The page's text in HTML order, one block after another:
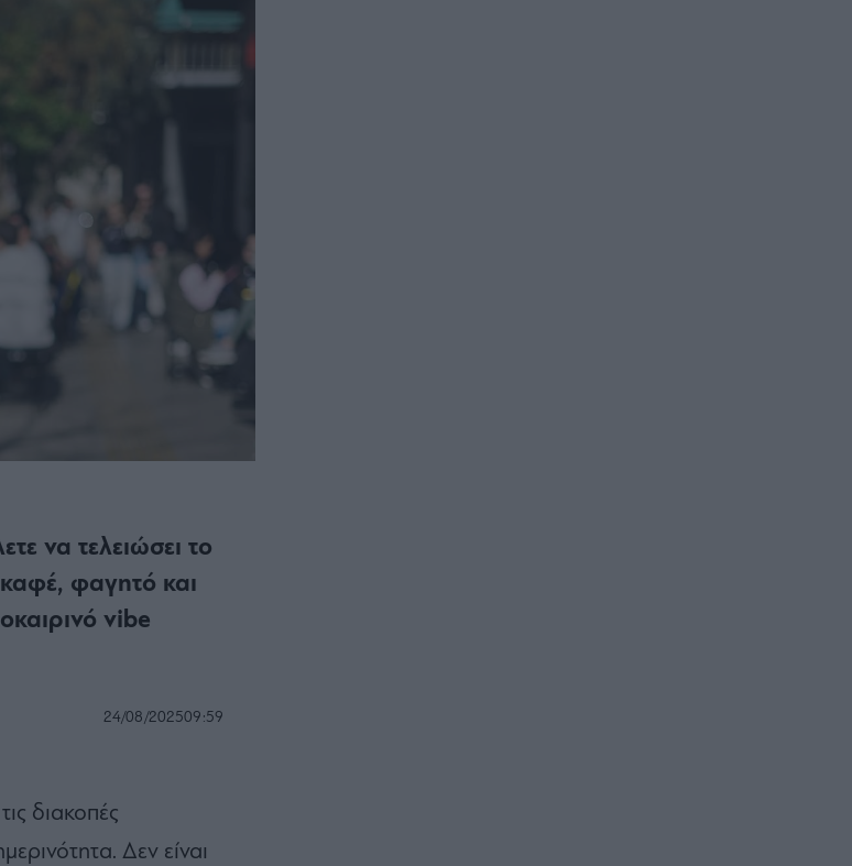
να τελειώσει το
καφέ, φαγητό και
vibe
24/08/202509:59
διακοπές
Δεν είναι